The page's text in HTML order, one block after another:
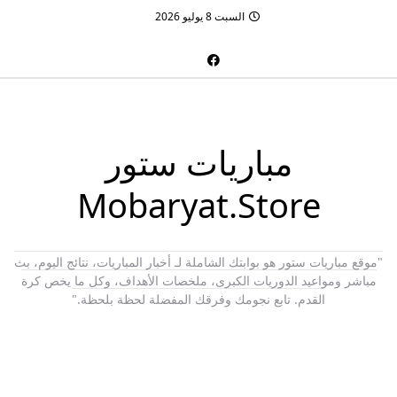
السبت 8 يوليو 2026
مباريات ستور
Mobaryat.Store
"موقع مباريات ستور هو بوابتك الشاملة لـ أخبار المباريات، نتائج اليوم، بث
مباشر ومواعيد الدوريات الكبرى، ملخصات الأهداف، وكل ما يخص كرة
القدم. تابع نجومك وفرقك المفضلة لحظة بلحظة."